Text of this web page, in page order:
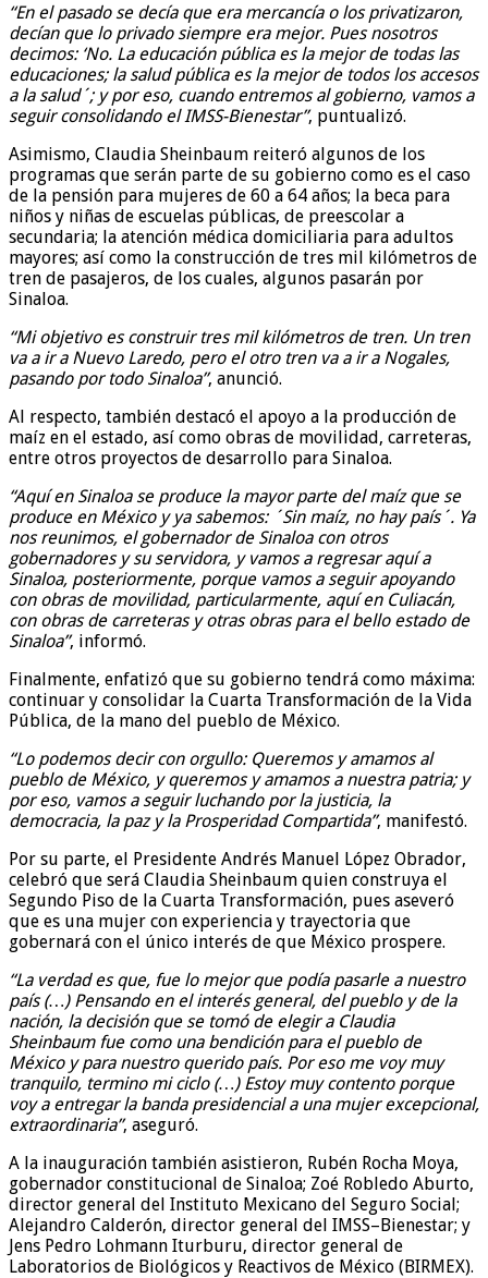
“En el pasado se decía que era mercancía o los privatizaron,
decían que lo privado siempre era mejor. Pues nosotros
decimos: ‘No. La educación pública es la mejor de todas las
educaciones; la salud pública es la mejor de todos los accesos
a la salud´; y por eso, cuando entremos al gobierno, vamos a
seguir consolidando el IMSS-Bienestar”, puntualizó.
Asimismo, Claudia Sheinbaum reiteró algunos de los
programas que serán parte de su gobierno como es el caso
de la pensión para mujeres de 60 a 64 años; la beca para
niños y niñas de escuelas públicas, de preescolar a
secundaria; la atención médica domiciliaria para adultos
mayores; así como la construcción de tres mil kilómetros de
tren de pasajeros, de los cuales, algunos pasarán por
Sinaloa.
“Mi objetivo es construir tres mil kilómetros de tren. Un tren
va a ir a Nuevo Laredo, pero el otro tren va a ir a Nogales,
pasando por todo Sinaloa’’, anunció.
Al respecto, también destacó el apoyo a la producción de
maíz en el estado, así como obras de movilidad, carreteras,
entre otros proyectos de desarrollo para Sinaloa.
“Aquí en Sinaloa se produce la mayor parte del maíz que se
produce en México y ya sabemos: ´Sin maíz, no hay país´. Ya
nos reunimos, el gobernador de Sinaloa con otros
gobernadores y su servidora, y vamos a regresar aquí a
Sinaloa, posteriormente, porque vamos a seguir apoyando
con obras de movilidad, particularmente, aquí en Culiacán,
con obras de carreteras y otras obras para el bello estado de
Sinaloa”, informó.
Finalmente, enfatizó que su gobierno tendrá como máxima:
continuar y consolidar la Cuarta Transformación de la Vida
Pública, de la mano del pueblo de México.
“Lo podemos decir con orgullo: Queremos y amamos al
pueblo de México, y queremos y amamos a nuestra patria; y
por eso, vamos a seguir luchando por la justicia, la
democracia, la paz y la Prosperidad Compartida”, manifestó.
Por su parte, el Presidente Andrés Manuel López Obrador,
celebró que será Claudia Sheinbaum quien construya el
Segundo Piso de la Cuarta Transformación, pues aseveró
que es una mujer con experiencia y trayectoria que
gobernará con el único interés de que México prospere.
“La verdad es que, fue lo mejor que podía pasarle a nuestro
país (…) Pensando en el interés general, del pueblo y de la
nación, la decisión que se tomó de elegir a Claudia
Sheinbaum fue como una bendición para el pueblo de
México y para nuestro querido país. Por eso me voy muy
tranquilo, termino mi ciclo (…) Estoy muy contento porque
voy a entregar la banda presidencial a una mujer excepcional,
extraordinaria”, aseguró.
A la inauguración también asistieron, Rubén Rocha Moya,
gobernador constitucional de Sinaloa; Zoé Robledo Aburto,
director general del Instituto Mexicano del Seguro Social;
Alejandro Calderón, director general del IMSS–Bienestar; y
Jens Pedro Lohmann Iturburu, director general de
Laboratorios de Biológicos y Reactivos de México (BIRMEX).